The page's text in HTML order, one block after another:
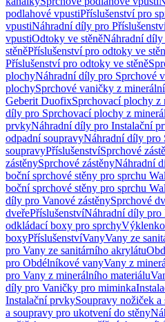
podlahové vpustiPříslušenství pro
vpustiNáhradní díly pro
vpustiOdtoky ve stěněNáhradní
stěněPříslušenství pro odtoky ve
Příslušenství pro odtoky ve stěně
plochyNáhradní díly pro Sprchové
plochySprchové vaničky z
Geberit DuofixSprchovací plochy z
díly pro Sprchovací plochy z
prvkyNáhradní díly pro Instalační
odpadní soupravyNáhradní díly pro
soupravyPříslušenstvíSprchové
zástěnySprchové zástěnyNáhradní
boční sprchové stěny pro sprchu
boční sprchové stěny pro sprchu
díly pro Vanové zástěnySprchové
dveřePříslušenstvíNáhradní díly pro
odkládací boxy pro sprchy
boxyPříslušenstvíVanyVany ze
pro Vany ze sanitárního akrylátu
pro Obdélníkové vanyVany z
pro Vany z minerálního materiálu
díly pro Vaničky pro miminka
Instalační prvkySoupravy nožiček
a soupravy pro ukotvení do stěny